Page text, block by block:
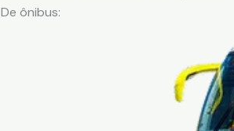
De ônibus: